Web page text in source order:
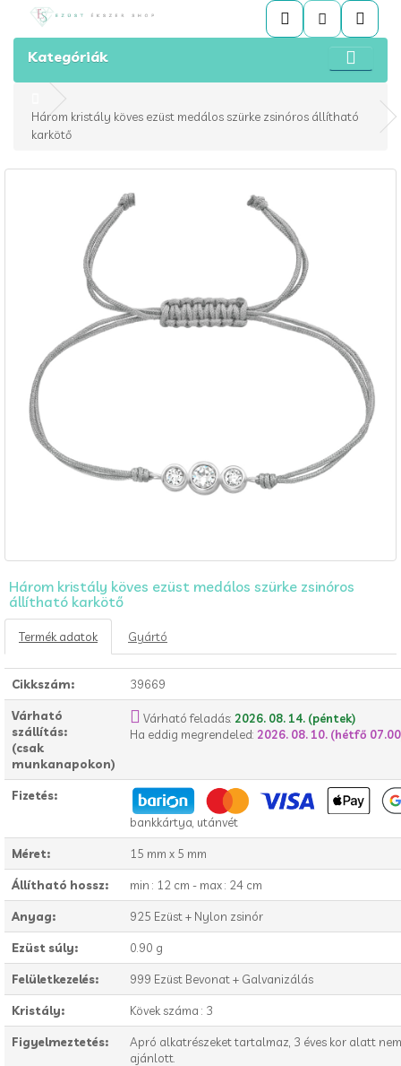
Kategóriák
Három kristály köves ezüst medálos szürke zsinóros állítható
karkötő
Három kristály köves ezüst medálos szürke zsinóros
állítható karkötő
Termék adatok Gyártó
Cikkszám: 39669
Várható
szállítás:
(csak
munkanapokon)
Várható feladás: 2026. 08. 14. (péntek)
Ha eddig megrendeled: 2026. 08. 10. (hétfő
Fizetés:
bankkártya, utánvét
Méret: 15 mm x 5 mm
Állítható hossz: min : 12 cm - max : 24 cm
Anyag: 925 Ezüst + Nylon zsinór
Ezüst súly: 0.90 g
Felületkezelés: 999 Ezüst Bevonat + Galvanizálás
Kristály: Kövek száma : 3
Figyelmeztetés:
Apró alkatrészeket tartalmaz, 3 éves kor alatt nem
ajánlott.